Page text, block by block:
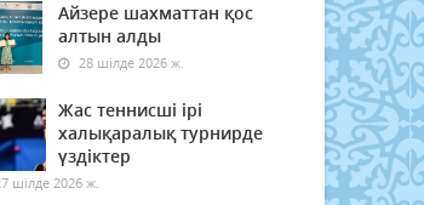
Айзере шахматтан қос
алтын алды
28 шілде 2026 ж.
Жас теннисші ірі
халықаралық турнирде
үздіктер
шілде 2026 ж.